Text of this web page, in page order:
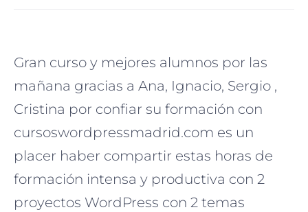
Gran curso y mejores alumnos por las
mañana gracias a Ana, Ignacio, Sergio ,
Cristina por confiar su formación con
cursoswordpressmadrid.com es un
placer haber compartir estas horas de
formación intensa y productiva con 2
proyectos WordPress con 2 temas